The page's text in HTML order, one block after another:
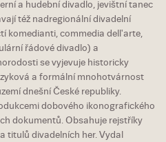
a hudební divadlo, jevištní tanec
též nadregionální divadelní
komedianti, commedia dell'arte,
řádové divadlo) a
se vyjevuje historicky
a formální mnohotvárnost
dnešní České republiky.
dobového ikonografického
dokumentů. Obsahuje rejstříky
titulů divadelních her. Vydal